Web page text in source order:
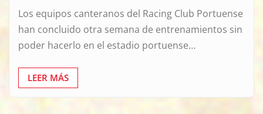
Los equipos canteranos del Racing Club Portuense
han concluido otra semana de entrenamientos sin
poder hacerlo en el estadio portuense…
LEER MÁS